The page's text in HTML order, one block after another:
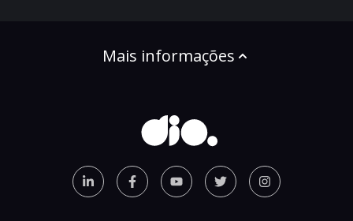
Mais informações